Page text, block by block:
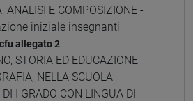
ANALISI E COMPOSIZIONE -
iniziale insegnanti
allegato 2
STORIA ED EDUCAZIONE
NELLA SCUOLA
I GRADO CON LINGUA DI